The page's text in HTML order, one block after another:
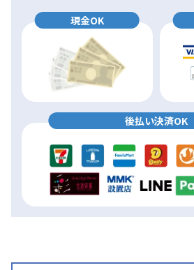
現金OK
後払い決済OK